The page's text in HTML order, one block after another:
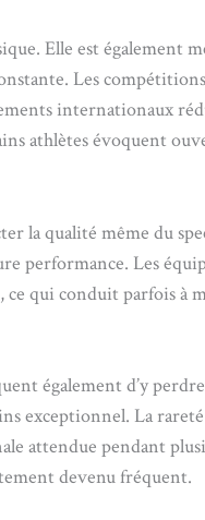
Elle est également
Les compétitions
internationaux
athlètes évoquent
la qualité même du
performance. Les
qui conduit parfois à
également d’y
exceptionnel. La
attendue pendant
devenu fréquent.